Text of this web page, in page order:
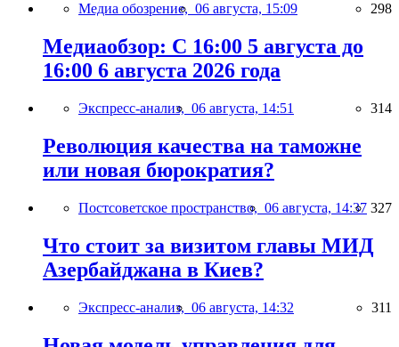
Медиа обозрение, 06 августа, 15:09 298
Медиаобзор: С 16:00 5 августа до
16:00 6 августа 2026 года
Экспресс-анализ, 06 августа, 14:51 314
Революция качества на таможне
или новая бюрократия?
Постсоветское пространство, 06 августа, 14:37 327
Что стоит за визитом главы МИД
Азербайджана в Киев?
Экспресс-анализ, 06 августа, 14:32 311